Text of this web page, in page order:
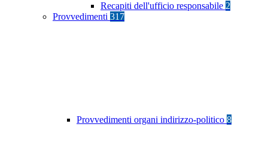
Recapiti dell'ufficio responsabile 2
Provvedimenti 317
Provvedimenti organi indirizzo-politico 8